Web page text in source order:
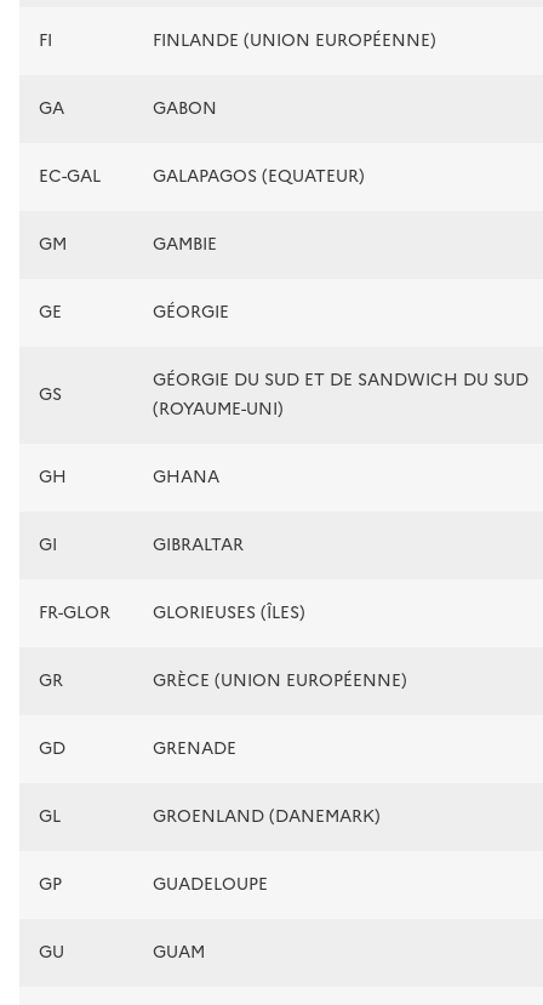
FI FINLANDE (UNION EUROPÉENNE)
GA GABON
EC-GAL GALAPAGOS (EQUATEUR)
GM GAMBIE
GE GÉORGIE
GS
GÉORGIE DU SUD ET DE SANDWICH DU SUD
(ROYAUME-UNI)
GH GHANA
GI GIBRALTAR
FR-GLOR GLORIEUSES (ÎLES)
GR GRÈCE (UNION EUROPÉENNE)
GD GRENADE
GL GROENLAND (DANEMARK)
GP GUADELOUPE
GU GUAM